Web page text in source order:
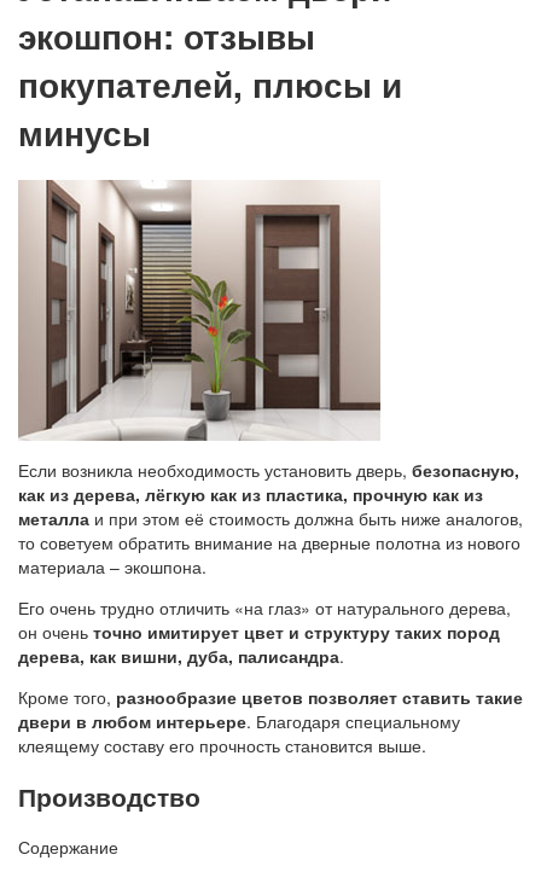
экошпон: отзывы
покупателей, плюсы и
минусы
Если возникла необходимость установить дверь, безопасную,
как из дерева, лёгкую как из пластика, прочную как из
металла и при этом её стоимость должна быть ниже аналогов,
то советуем обратить внимание на дверные полотна из нового
материала – экошпона.
Его очень трудно отличить «на глаз» от натурального дерева,
он очень точно имитирует цвет и структуру таких пород
дерева, как вишни, дуба, палисандра.
Кроме того, разнообразие цветов позволяет ставить такие
двери в любом интерьере. Благодаря специальному
клеящему составу его прочность становится выше.
Производство
Содержание